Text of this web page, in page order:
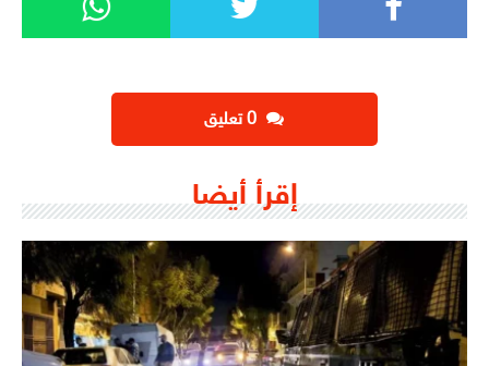
إقرأ أيضا